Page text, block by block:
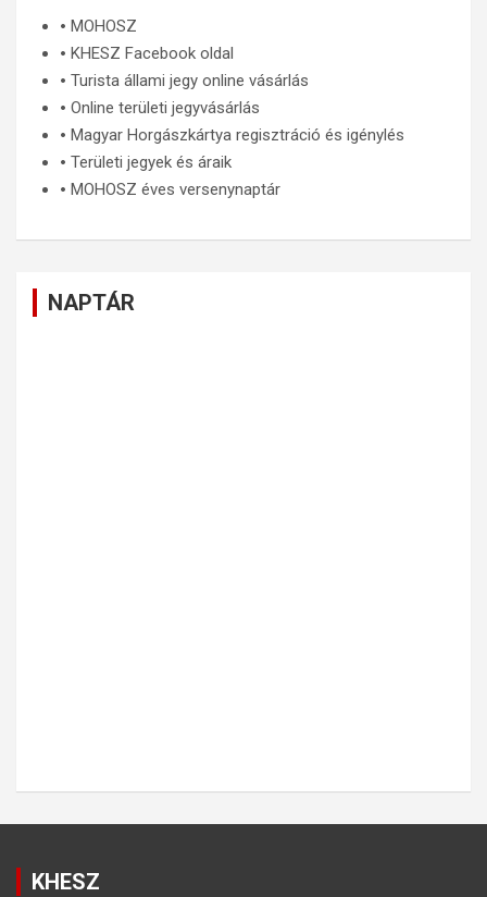
🞄 MOHOSZ
🞄 KHESZ Facebook oldal
🞄 Turista állami jegy online vásárlás
🞄 Online területi jegyvásárlás
🞄 Magyar Horgászkártya regisztráció és igénylés
🞄 Területi jegyek és áraik
🞄 MOHOSZ éves versenynaptár
NAPTÁR
KHESZ